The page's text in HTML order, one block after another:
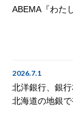
ABEMA『わた
2026.7.1
北洋銀行、銀
北海道の地銀で